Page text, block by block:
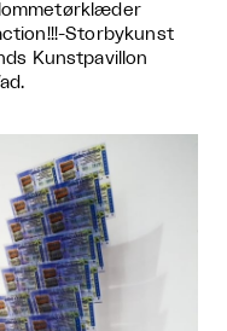
Storbykunst
Kunstpavillon